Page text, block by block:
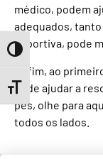
Toggle High Contrast
Toggle Font size
médico, podem
adequados,
esportiva, pode
Enfim, ao
pode ajudar a
pés, olhe para
todos os lados.